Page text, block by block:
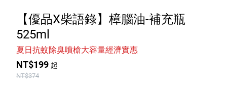
強效誘引捕黏板
優品x柴語錄
團購專區
關於優品
【優品X柴語錄】樟腦油-補充瓶
525ml
夏日抗蚊除臭噴槍大容量經濟實惠
NT$199 起
NT$374